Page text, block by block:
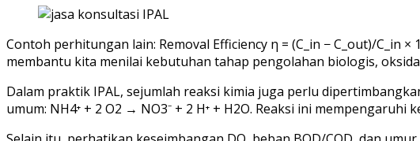
Contoh perhitungan lain: Removal Efficiency η = (C_in − C_out)/C_in ×
membantu kita menilai kebutuhan tahap pengolahan biologis,
Dalam praktik IPAL, sejumlah reaksi kimia juga perlu
umum: NH4⁺ + 2 O2 → NO3⁻ + 2 H⁺ + H2O. Reaksi ini